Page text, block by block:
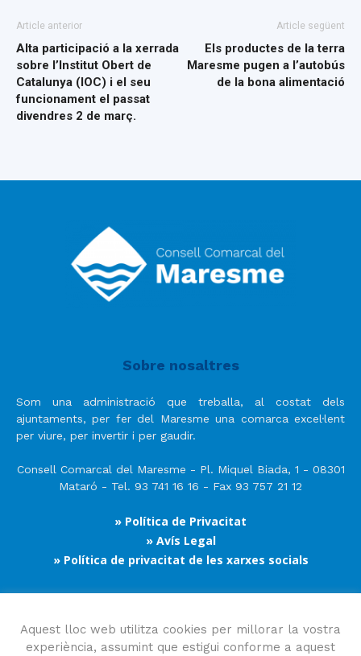
Article anterior
Alta participació a la xerrada
sobre l’Institut Obert de
Catalunya (IOC) i el seu
funcionament el passat
divendres 2 de març.
Article següent
Els productes de la terra
Maresme pugen a l’autobús
de la bona alimentació
Sobre nosaltres
Som una administració que treballa, al costat dels
ajuntaments, per fer del Maresme una comarca excel·lent
per viure, per invertir i per gaudir.
Consell Comarcal del Maresme - Pl. Miquel Biada, 1 - 08301
Mataró - Tel. 93 741 16 16 - Fax 93 757 21 12
» Política de Privacitat
» Avís Legal
» Política de privacitat de les xarxes socials
Segueix-nos
Aquest lloc web utilitza cookies per millorar la vostra
experiència, assumint que estigui conforme a aquest